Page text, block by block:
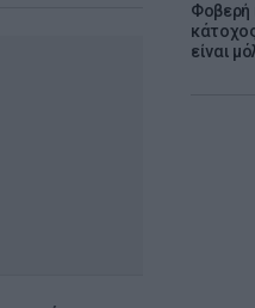
Φοβερή
είναι